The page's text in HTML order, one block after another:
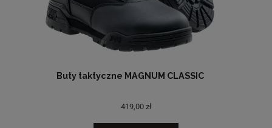
Buty taktyczne MAGNUM CLASSIC
419,00 zł